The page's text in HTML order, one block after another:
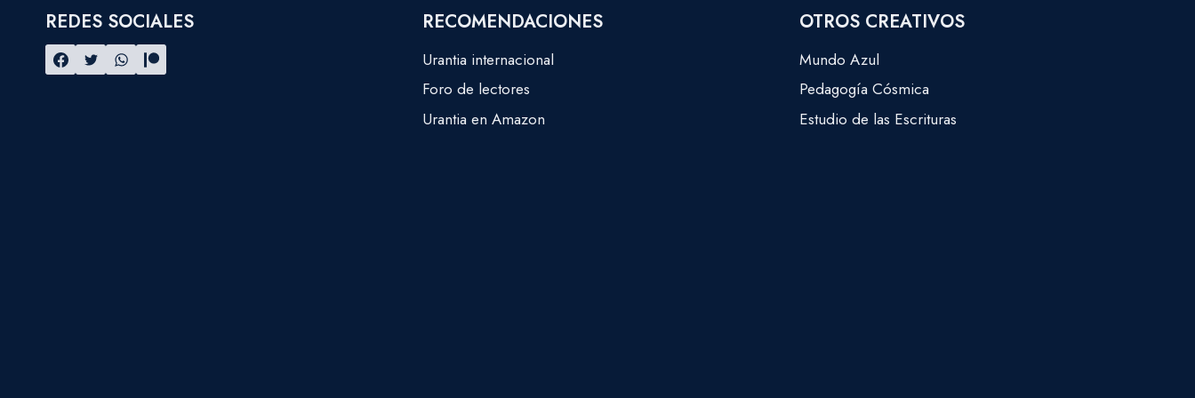
REDES SOCIALES RECOMENDACIONES
Urantia internacional
Foro de lectores
Urantia en Amazon
OTROS CREATIVOS
Mundo Azul
Pedagogía Cósmica
Estudio de las Escrituras